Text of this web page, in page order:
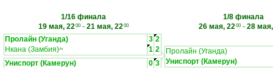
1/16 финала
19 мая, 2200- 21 мая, 2200
1/8 финала
26 мая, 2200- 28
Пролайн (Уганда)
3 2
Нкана (Замбия)ЛЧ 1 2
Униспорт (Камерун)
0 3
Пролайн (Уганда)
Униспорт (Камерун)